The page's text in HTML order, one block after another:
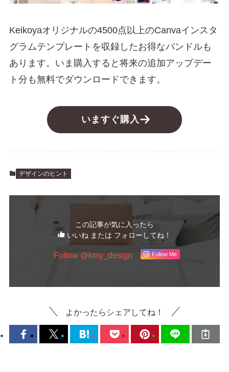
Keikoyaオリジナルの4500点以上のCanvaインスタ
グラムテンプレートを収録したお得なバンドルも
あります。いま購入すると将来の追加アップデー
ト分も無料でダウンロードできます。
いますぐ購入
デザインのヒント
この記事が気に入ったら
いいね または フォローしてね！
Follow @kmy_design Follow Me
よかったらシェアしてね！